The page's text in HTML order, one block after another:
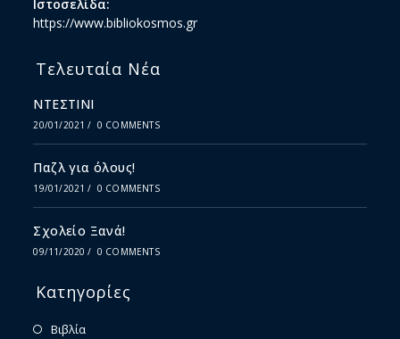
Ιστοσελίδα:
https://www.bibliokosmos.gr
Τελευταία Νέα
ΝΤΕΣΤΙΝΙ
20/01/2021 / 0 COMMENTS
Παζλ για όλους!
19/01/2021 / 0 COMMENTS
Σχολείο Ξανά!
09/11/2020 / 0 COMMENTS
Κατηγορίες
Βιβλία